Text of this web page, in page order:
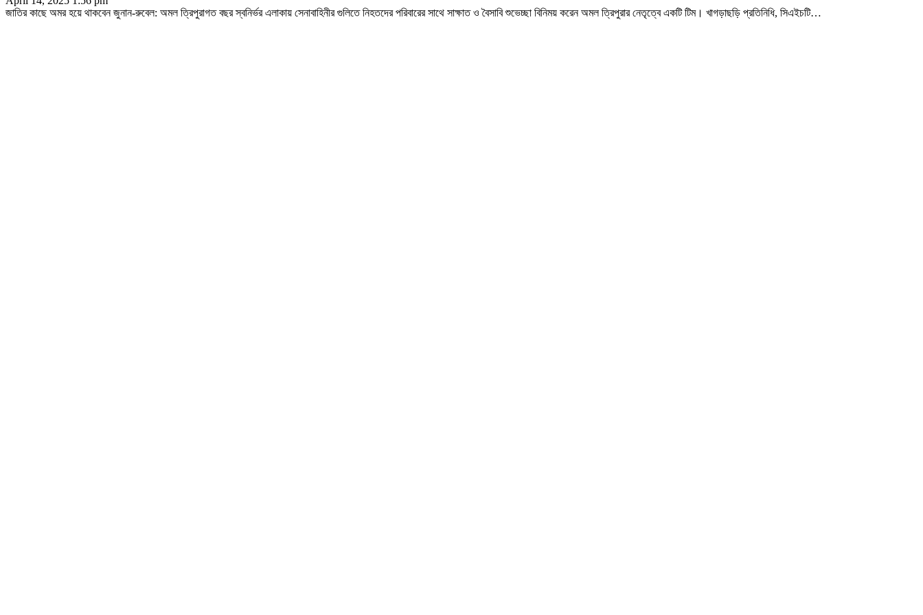
জাতির কাছে অমর হয়ে থাকবেন জুনান-রুবেল: অমল ত্রিপুরাগত বছর স্বনির্ভর এলাকায় সেনাবাহিনীর গুলিতে নিহতদের পরিবারের সাথে সাক্ষাত ও বৈসাবি শুভেচ্ছা বিনিময় করেন অমল ত্রিপুরার নেতৃত্বে একটি টিম। খাগড়াছড়ি প্রতিনিধি, সিএইচটি…